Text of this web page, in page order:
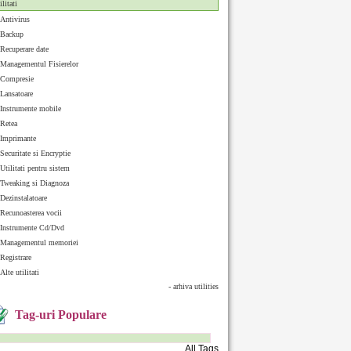
Antivirus
Backup
Recuperare date
Managementul Fisierelor
Compresie
Lansatoare
Instrumente mobile
Retea
Imprimante
Securitate si Encryptie
Utilitati pentru sistem
Tweaking si Diagnoza
Dezinstalatoare
Recunoasterea vocii
Instrumente Cd/Dvd
Managementul memoriei
Registrare
Alte utilitati
- arhiva utilities
Tag-uri Populare
All Tags